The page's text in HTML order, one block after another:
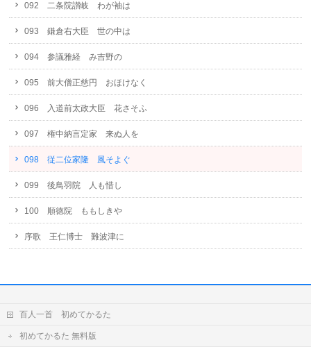
092 二条院讃岐 わが袖は
093 鎌倉右大臣 世の中は
094 参議雅経 み吉野の
095 前大僧正慈円 おほけなく
096 入道前太政大臣 花さそふ
097 権中納言定家 来ぬ人を
098 従二位家隆 風そよぐ
099 後鳥羽院 人も惜し
100 順徳院 ももしきや
序歌 王仁博士 難波津に
百人一首 初めてかるた
初めてかるた 無料版